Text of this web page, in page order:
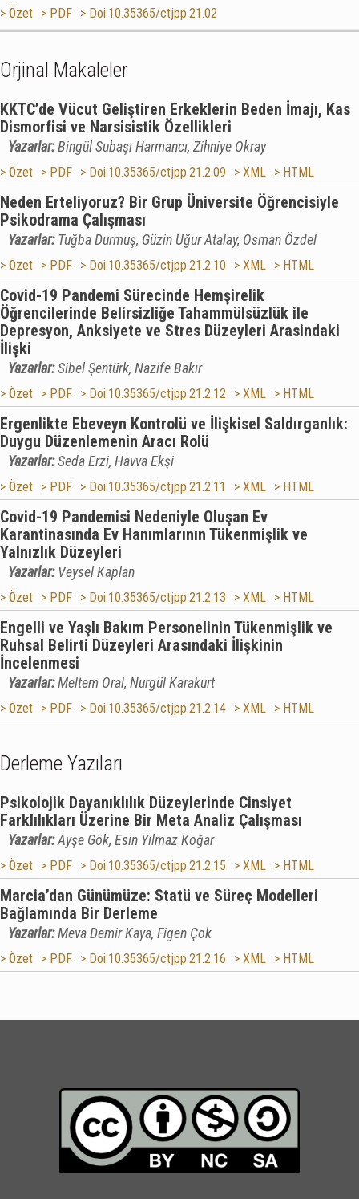
> Özet > PDF > Doi:10.35365/ctjpp.21.02
Orjinal Makaleler
KKTC’de Vücut Geliştiren Erkeklerin Beden İmajı, Kas
Dismorfisi ve Narsisistik Özellikleri
Yazarlar:Bingül Subaşı Harmancı, Zihniye Okray
> Özet > PDF > Doi:10.35365/ctjpp.21.2.09 > XML > HTML
Neden Erteliyoruz? Bir Grup Üniversite Öğrencisiyle
Psikodrama Çalışması
Yazarlar:Tuğba Durmuş, Güzin Uğur Atalay, Osman Özdel
> Özet > PDF > Doi:10.35365/ctjpp.21.2.10 > XML > HTML
Covid-19 Pandemi Sürecinde Hemşirelik
Öğrencilerinde Belirsizliğe Tahammülsüzlük ile
Depresyon, Anksiyete ve Stres Düzeyleri Arasindaki
İlişki
Yazarlar:Sibel Şentürk, Nazife Bakır
> Özet > PDF > Doi:10.35365/ctjpp.21.2.12 > XML > HTML
Ergenlikte Ebeveyn Kontrolü ve İlişkisel Saldırganlık:
Duygu Düzenlemenin Aracı Rolü
Yazarlar:Seda Erzi, Havva Ekşi
> Özet > PDF > Doi:10.35365/ctjpp.21.2.11 > XML > HTML
Covid-19 Pandemisi Nedeniyle Oluşan Ev
Karantinasında Ev Hanımlarının Tükenmişlik ve
Yalnızlık Düzeyleri
Yazarlar:Veysel Kaplan
> Özet > PDF > Doi:10.35365/ctjpp.21.2.13 > XML > HTML
Engelli ve Yaşlı Bakım Personelinin Tükenmişlik ve
Ruhsal Belirti Düzeyleri Arasındaki İlişkinin
İncelenmesi
Yazarlar:Meltem Oral, Nurgül Karakurt
> Özet > PDF > Doi:10.35365/ctjpp.21.2.14 > XML > HTML
Derleme Yazıları
Psikolojik Dayanıklılık Düzeylerinde Cinsiyet
Farklılıkları Üzerine Bir Meta Analiz Çalışması
Yazarlar:Ayşe Gök, Esin Yılmaz Koğar
> Özet > PDF > Doi:10.35365/ctjpp.21.2.15 > XML > HTML
Marcia’dan Günümüze: Statü ve Süreç Modelleri
Bağlamında Bir Derleme
Yazarlar:Meva Demir Kaya, Figen Çok
> Özet > PDF > Doi:10.35365/ctjpp.21.2.16 > XML > HTML